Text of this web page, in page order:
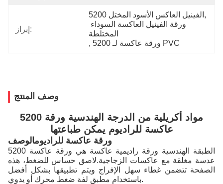
إبراز:
5200 الفينيل العاكس الأسود المختل
المختلطة
,
5200 ورقة عاكسة لـ PVC
وصف المنتج
5200 مواد أكريلية من الدرجة الهندسية ورقة
عاكسة للراديوم يمكن طباعتها
ورقة عاكسة للراديومالوصف
5200 الطبقة الهندسية ورقة راديمية عاكسة هي ورقة عاكسة
عدسة مغلقة مع عاكسات الزجاجية.لاصق حساس للضغط، هذه
الصفحة تتضمن غطاء سهل الإفراج ويتم تطبيقها بشكل أفضل
باستخدام مطبق لفة ضغط محرك أو يدوي.